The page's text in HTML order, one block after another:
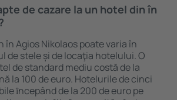
de cazare la un hotel din în
în Agios Nikolaos poate varia în
de stele și de locaţia hotelului. O
de standard mediu costă de la
la 100 de euro. Hotelurile de cinci
ȋncepând de la 200 de euro pe